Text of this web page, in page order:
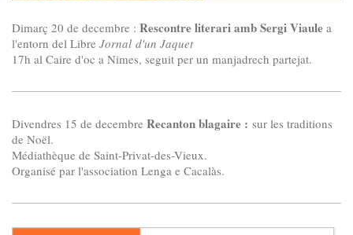
Dimarç 20 de decembre : Rescontre literari amb Sergi Viaule a
l'entorn del Libre Jornal d'un Jaquet
17h al Caire d'oc a Nimes, seguit per un manjadrech partejat.
Divendres 15 de decembre Recanton blagaire : sur les traditions
de Noël.
Médiathèque de Saint-Privat-des-Vieux.
Organisé par l'association Lenga e Cacalàs.